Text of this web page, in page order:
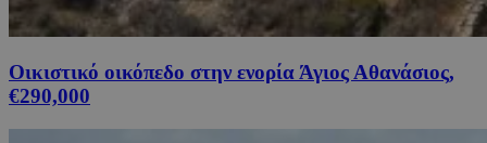
Οικιστικό οικόπεδο στην ενορία Άγιος Αθανάσιος,
€290,000